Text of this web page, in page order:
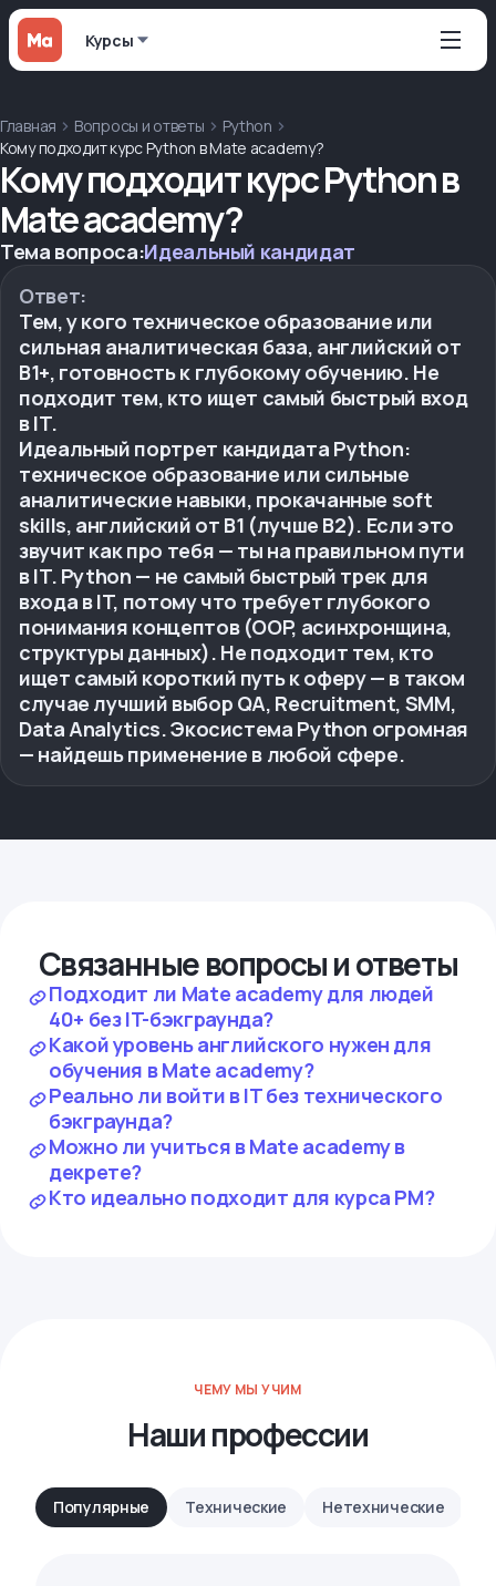
Курсы
Главная Вопросы и ответы
Python
Кому подходит курс Python в Mate academy?
Кому подходит курс Python в
Mate academy?
Тема вопроса:Идеальный кандидат
Ответ:
Тем, у кого техническое образование или
сильная аналитическая база, английский от
B1+, готовность к глубокому обучению. Не
подходит тем, кто ищет самый быстрый вход
в IT.
Идеальный портрет кандидата Python:
техническое образование или сильные
аналитические навыки, прокачанные soft
skills, английский от B1 (лучше B2). Если это
звучит как про тебя — ты на правильном пути
в IT. Python — не самый быстрый трек для
входа в IT, потому что требует глубокого
понимания концептов (OOP, асинхронщина,
структуры данных). Не подходит тем, кто
ищет самый короткий путь к оферу — в таком
случае лучший выбор QA, Recruitment, SMM,
Data Analytics. Экосистема Python огромная
— найдешь применение в любой сфере.
Связанные вопросы и ответы
Подходит ли Mate academy для людей
40+ без IT-бэкграунда?
Какой уровень английского нужен для
обучения в Mate academy?
Реально ли войти в IT без технического
бэкграунда?
Можно ли учиться в Mate academy в
декрете?
Кто идеально подходит для курса PM?
ЧЕМУ МЫ УЧИМ
Наши профессии
Популярные Технические Нетехнические